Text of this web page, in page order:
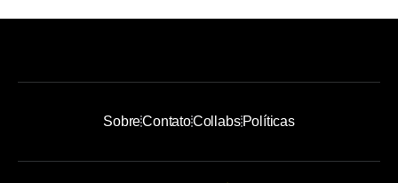
SobreContatoCollabsPolíticas